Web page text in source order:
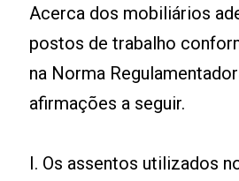
Acerca dos mobiliários
postos de trabalho
na Norma
afirmações a seguir.
I. Os assentos utilizados